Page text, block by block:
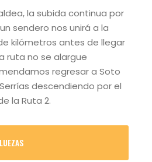
la subida continua por
sendero nos unirá a la
kilómetros antes de llegar
ruta no se alargue
regresar a Soto
descendiendo por el
la Ruta 2.